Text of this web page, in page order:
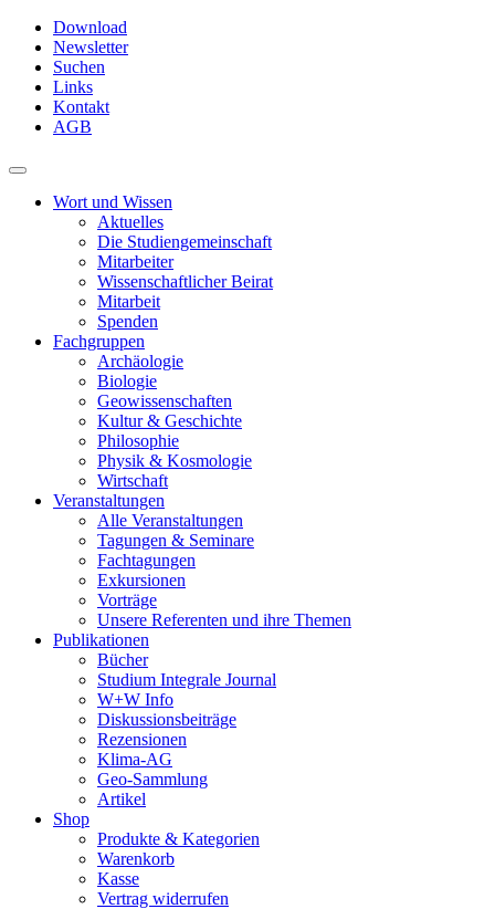
Skip
main
content
Download
Newsletter
Suchen
Links
Kontakt
AGB
Toggle
navigationWort und Wissen
Aktuelles
Die Studiengemeinschaft
Mitarbeiter
Wissenschaftlicher Beirat
Mitarbeit
Spenden
Fachgruppen
Archäologie
Biologie
Geowissenschaften
Kultur & Geschichte
Philosophie
Physik & Kosmologie
Wirtschaft
Veranstaltungen
Alle Veranstaltungen
Tagungen & Seminare
Fachtagungen
Exkursionen
Vorträge
Unsere Referenten und ihre Themen
Publikationen
Bücher
Studium Integrale Journal
W+W Info
Diskussionsbeiträge
Rezensionen
Klima-AG
Geo-Sammlung
Artikel
Shop
Produkte & Kategorien
Warenkorb
Kasse
Vertrag widerrufen